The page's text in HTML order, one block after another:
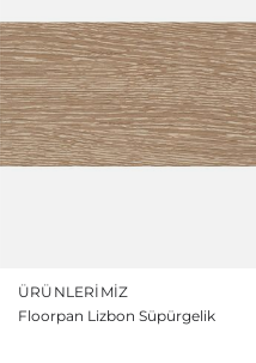
ÜRÜNLERIMIZ
Floorpan Lizbon Süpürgelik